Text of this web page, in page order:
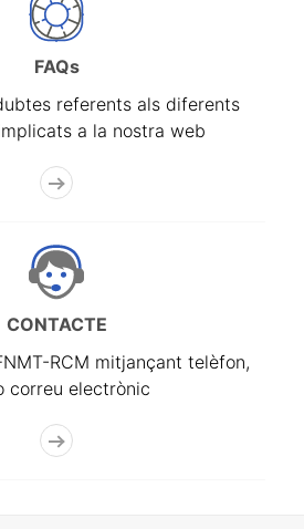
FAQs
referents als diferents
a la nostra web
CONTACTE
RCM mitjançant telèfon,
correu electrònic